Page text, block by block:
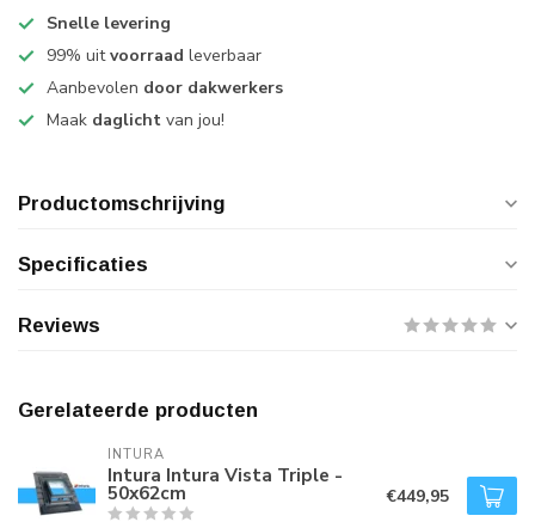
Snelle levering
99% uitvoorraad leverbaar
Aanbevolen door dakwerkers
Maak daglicht van jou!
Productomschrijving
Specificaties
Reviews
Gerelateerde producten
INTURA
Intura Intura Vista Triple -
50x62cm €449,95